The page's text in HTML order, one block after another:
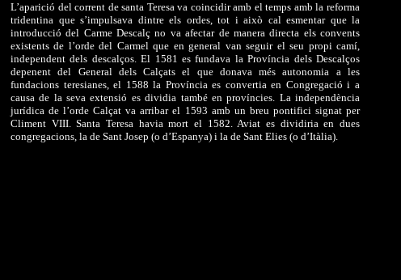
L’aparició del corrent de santa Teresa va coincidir amb el temps amb la reforma
tridentina que s’impulsava dintre els ordes, tot i això cal esmentar que la
introducció del Carme Descalç no va afectar de manera directa els convents
existents de l’orde del Carmel que en general van seguir el seu propi camí,
independent dels descalços. El 1581 es fundava la Província dels Descalços
depenent del General dels Calçats el que donava més autonomia a les
fundacions teresianes, el 1588 la Província es convertia en Congregació i a
causa de la seva extensió es dividia també en províncies. La independència
jurídica de l’orde Calçat va arribar el 1593 amb un breu pontifici signat per
Climent VIII. Santa Teresa havia mort el 1582. Aviat es dividiria en dues
congregacions, la de Sant Josep (o d’Espanya) i la de Sant Elies (o d’Itàlia).